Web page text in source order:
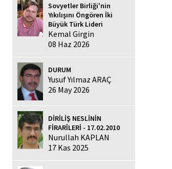
Sovyetler Birliği'nin
Yıkılışını Öngören İki
Büyük Türk Lideri
Kemal Girgin
08 Haz 2026
DURUM
Yusuf Yılmaz ARAÇ
26 May 2026
DİRİLİŞ NESLİNİN
FİRARÎLERİ - 17.02.2010
Nurullah KAPLAN
17 Kas 2025